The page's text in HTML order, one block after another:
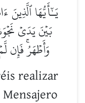
يَـٰٓأَيُّهَا ٱلَّذِينَ
بَيۡنَ يَدَيۡ
وَأَطۡهَرُۚ فَإِن
realizar